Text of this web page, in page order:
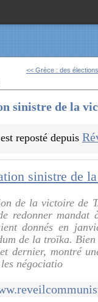
<< Grèce : des
sinistre de la
reposté depuis
sinistre de
de la victoire de
redonner
donnés en
de la troïka.
dernier, montré
négociatio